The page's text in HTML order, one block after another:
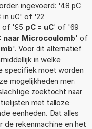
ingevoerd: '48 pC
in uC' of '22
of '95 pC = uC' of '69
naar Microcoulomb' of
'. Voor dit alternatief
in welke
specifiek moet worden
mogelijkheden men
zoektocht naar
met talloze
eenheden. Dat alles
de rekenmachine en het